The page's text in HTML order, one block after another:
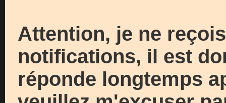
Attention, je ne
notifications, il est
réponde longtemps